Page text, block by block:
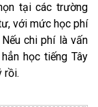
tại các trường
với mức học phí
chi phí là vấn
học tiếng Tây
rồi.